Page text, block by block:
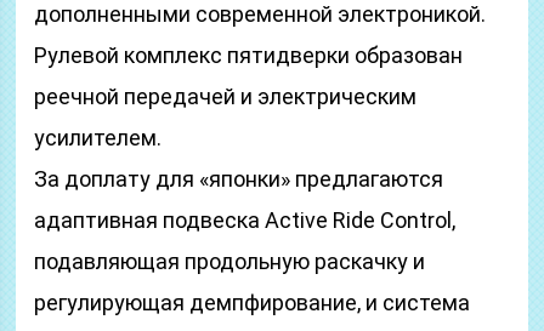
дополненными современной электроникой.
Рулевой комплекс пятидверки образован
реечной передачей и электрическим
усилителем.
За доплату для «японки» предлагаются
адаптивная подвеска Active Ride Control,
подавляющая продольную раскачку и
регулирующая демпфирование, и система